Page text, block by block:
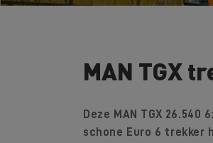
MAN TGX
Deze MAN TGX
schone Euro 6 trekker